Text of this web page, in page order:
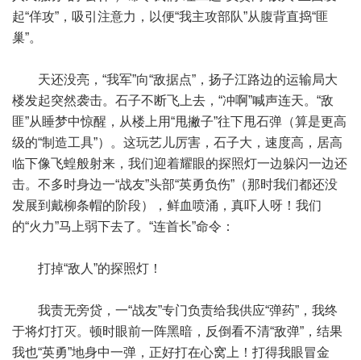
起“佯攻”，吸引注意力，以便“我主攻部队”从腹背直捣“匪
巢”。
天还没亮，“我军”向“敌据点”，扬子江路边的运输局大
楼发起突然袭击。石子不断飞上去，“冲啊”喊声连天。“敌
匪”从睡梦中惊醒，从楼上用“甩撇子”往下甩石弹（算是更高
级的“制造工具”）。这玩艺儿厉害，石子大，速度高，居高
临下像飞蝗般射来，我们迎着耀眼的探照灯一边躲闪一边还
击。不多时身边一“战友”头部“英勇负伤”（那时我们都还没
发展到戴柳条帽的阶段），鲜血喷涌，真吓人呀！我们
的“火力”马上弱下去了。“连首长”命令：
打掉“敌人”的探照灯！
我责无旁贷，一“战友”专门负责给我供应“弹药”，我终
于将灯打灭。顿时眼前一阵黑暗，反倒看不清“敌弹”，结果
我也“英勇”地身中一弹，正好打在心窝上！打得我眼冒金